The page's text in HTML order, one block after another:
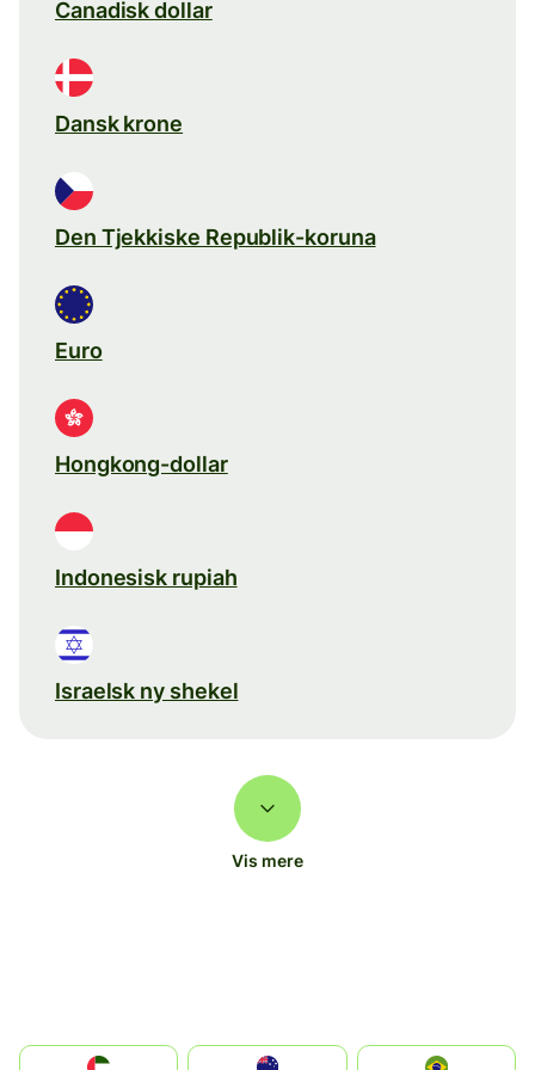
Canadisk dollar
Dansk krone
Den Tjekkiske Republik-koruna
Euro
Hongkong-dollar
Indonesisk rupiah
Israelsk ny shekel
Vis mere